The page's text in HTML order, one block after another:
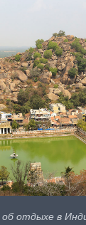
отдыхе в